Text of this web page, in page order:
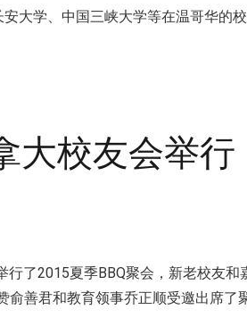
大学、中国三峡大学等在温哥华的校
大校友会举行
行了2015夏季BBQ聚会，新老校友和
俞善君和教育领事乔正顺受邀出席了